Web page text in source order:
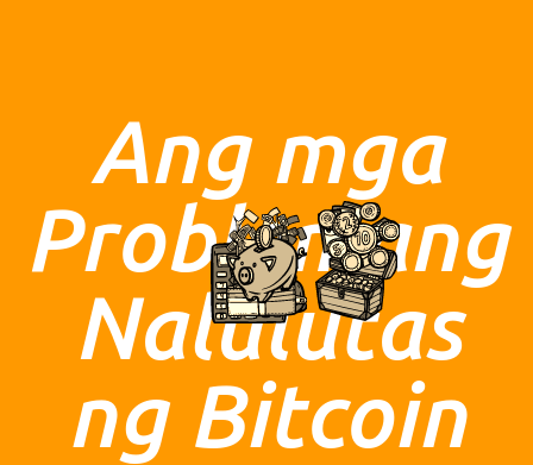
Ang mga
Problemang
Nalulutas
ng Bitcoin